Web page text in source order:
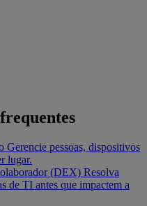
Gerencie pessoas, dispositivos
lugar.
(DEX) Resolva
de TI antes que impactem a